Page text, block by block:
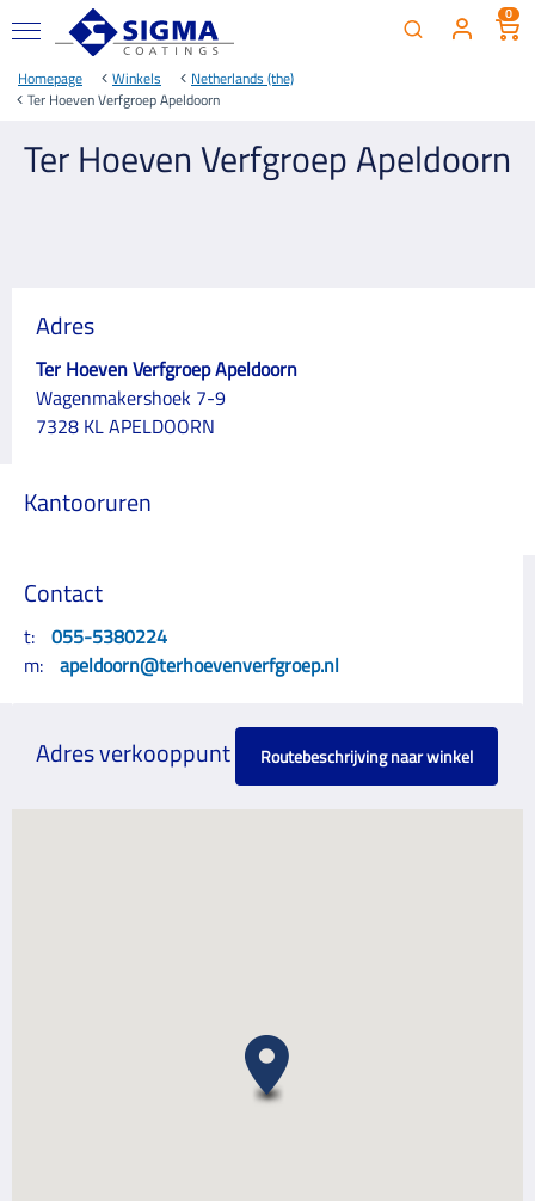
0
Homepage Winkels
Netherlands (the)
Ter Hoeven Verfgroep Apeldoorn
Ter Hoeven Verfgroep Apeldoorn
Adres
Ter Hoeven Verfgroep Apeldoorn
Wagenmakershoek 7-9
7328 KL APELDOORN
Kantooruren
Contact
t: 055-5380224
m: apeldoorn@terhoevenverfgroep.nl
Adres verkooppunt Routebeschrijving naar winkel